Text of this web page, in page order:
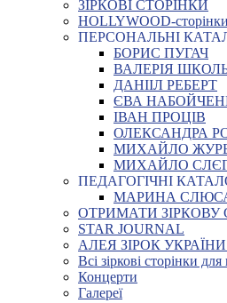
ЗІРКОВІ СТОРІНКИ
HOLLYWOOD-сторінки
ПЕРСОНАЛЬНІ
БОРИС ПУГАЧ
ВАЛЕРІЯ
ДАНІІЛ РЕБЕРТ
ЄВА
ІВАН ПРОЦІВ
ОЛЕКСАНДРА
МИХАЙЛО
МИХАЙЛО
ПЕДАГОГІЧНІ
МАРИНА
ОТРИМАТИ ЗІРКОВУ
STAR JOURNAL
АЛЕЯ ЗІРОК
Всі зіркові сторінки
Концерти
Галереї